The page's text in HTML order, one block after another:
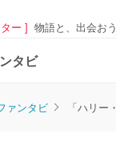
ー ] 物語と、出会おう
タビ
ァンタビ 「ハリ